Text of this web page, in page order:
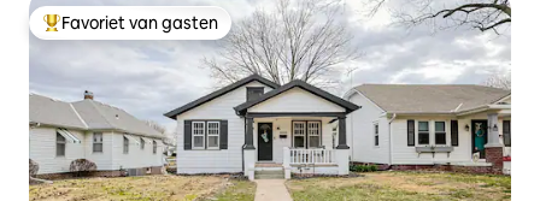
Topfavoriet van gasten
Favoriet van gasten